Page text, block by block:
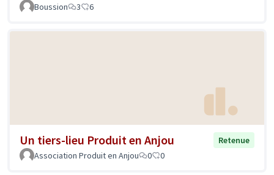
Boussion
3 6
Un tiers-lieu Produit en Anjou
Retenue
Association Produit en Anjou
0 0